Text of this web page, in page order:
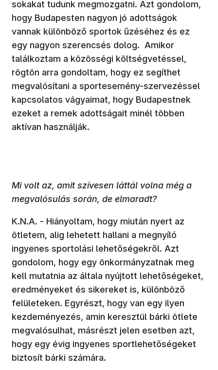
sokakat tudunk megmozgatni. Azt gondolom,
hogy Budapesten nagyon jó adottságok
vannak különböző sportok űzéséhez és ez
egy nagyon szerencsés dolog. Amikor
találkoztam a közösségi költségvetéssel,
rögtön arra gondoltam, hogy ez segíthet
megvalósítani a sportesemény-szervezéssel
kapcsolatos vágyaimat, hogy Budapestnek
ezeket a remek adottságait minél többen
aktívan használják.
Mi volt az, amit szívesen láttál volna még a
megvalósulás során, de elmaradt?
K.N.A. - Hiányoltam, hogy miután nyert az
ötletem, alig lehetett hallani a megnyíló
ingyenes sportolási lehetőségekről. Azt
gondolom, hogy egy önkormányzatnak meg
kell mutatnia az általa nyújtott lehetőségeket,
eredményeket és sikereket is, különböző
felületeken. Egyrészt, hogy van egy ilyen
kezdeményezés, amin keresztül bárki ötlete
megvalósulhat, másrészt jelen esetben azt,
hogy egy évig ingyenes sportlehetőségeket
biztosít bárki számára.